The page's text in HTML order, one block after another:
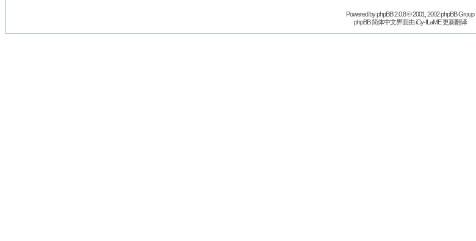
Powered byphpBB2.0.8 © 2001, 2002 phpBB Group
phpBB 简体中文界面由 iCy-fLaME 更新翻译